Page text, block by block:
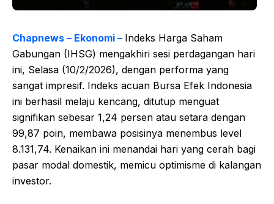
Chapnews – Ekonomi – Indeks Harga Saham
Gabungan (IHSG) mengakhiri sesi perdagangan hari
ini, Selasa (10/2/2026), dengan performa yang
sangat impresif. Indeks acuan Bursa Efek Indonesia
ini berhasil melaju kencang, ditutup menguat
signifikan sebesar 1,24 persen atau setara dengan
99,87 poin, membawa posisinya menembus level
8.131,74. Kenaikan ini menandai hari yang cerah bagi
pasar modal domestik, memicu optimisme di kalangan
investor.